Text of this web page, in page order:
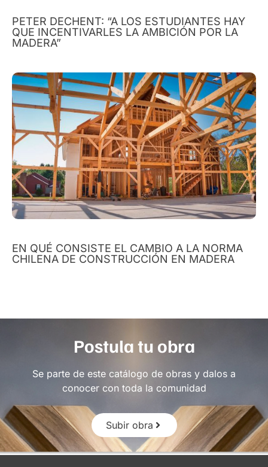
PETER DECHENT: “A LOS ESTUDIANTES HAY
QUE INCENTIVARLES LA AMBICIÓN POR LA
MADERA”
EN QUÉ CONSISTE EL CAMBIO A LA NORMA
CHILENA DE CONSTRUCCIÓN EN MADERA
Postula tu obra
Se parte de este catálogo de obras y dalos a
conocer con toda la comunidad
Subir obra